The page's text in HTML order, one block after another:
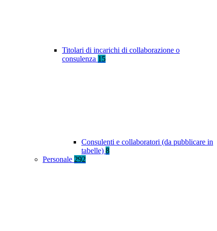
Titolari di incarichi di collaborazione o
consulenza 15
Consulenti e collaboratori (da pubblicare in
tabelle) 8
Personale 292